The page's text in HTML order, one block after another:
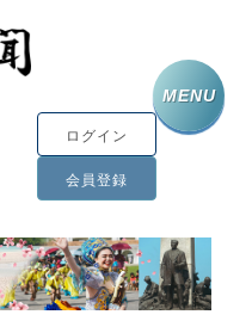
ログイン
会員登録
MENU